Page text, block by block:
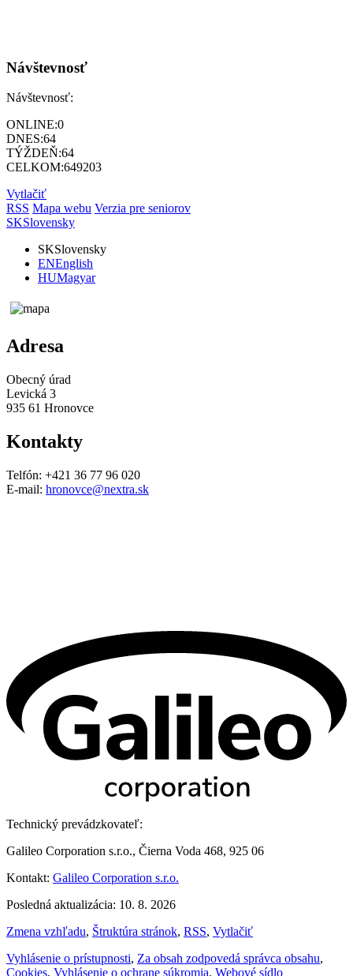
Návštevnosť
Návštevnosť:
ONLINE:0
DNES:64
TÝŽDEŇ:64
CELKOM:649203
Vytlačiť
RSS Mapa webu Verzia pre seniorov
SKSlovensky
SKSlovensky
ENEnglish
HUMagyar
Adresa
Obecný úrad
Levická 3
935 61 Hronovce
Kontakty
Telfón: +421 36 77 96 020
E-mail: hronovce@nextra.sk
Technický prevádzkovateľ:
Galileo Corporation s.r.o., Čierna Voda 468, 925 06
Kontakt: Galileo Corporation s.r.o.
Posledná aktualizácia: 10. 8. 2026
Zmena vzhľadu, Štruktúra stránok, RSS, Vytlačiť
Vyhlásenie o prístupnosti, Za obsah zodpovedá správca obsahu,
Cookies, Vyhlásenie o ochrane súkromia, Webové sídlo